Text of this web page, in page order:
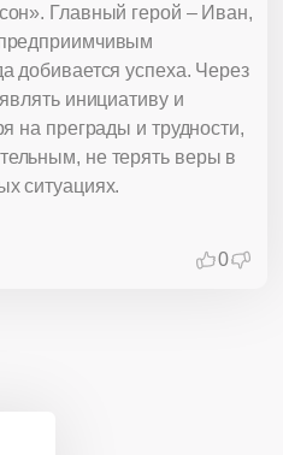
Главный герой – Иван,
добивается успеха. Через
инициативу и
на преграды и трудности,
не терять веры в
ситуациях.
0